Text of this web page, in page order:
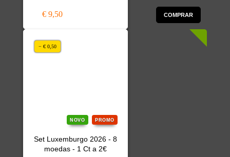
€ 9,50 COMPRAR
NOVO PROMO
Set Luxemburgo 2026 - 8
moedas - 1 Ct a 2€
− € 0,50